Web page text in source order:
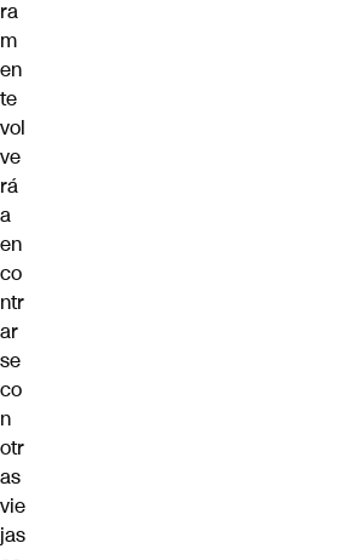
ra
m
en
te
vol
ve
rá
a
en
co
ntr
ar
se
co
n
otr
as
vie
jas